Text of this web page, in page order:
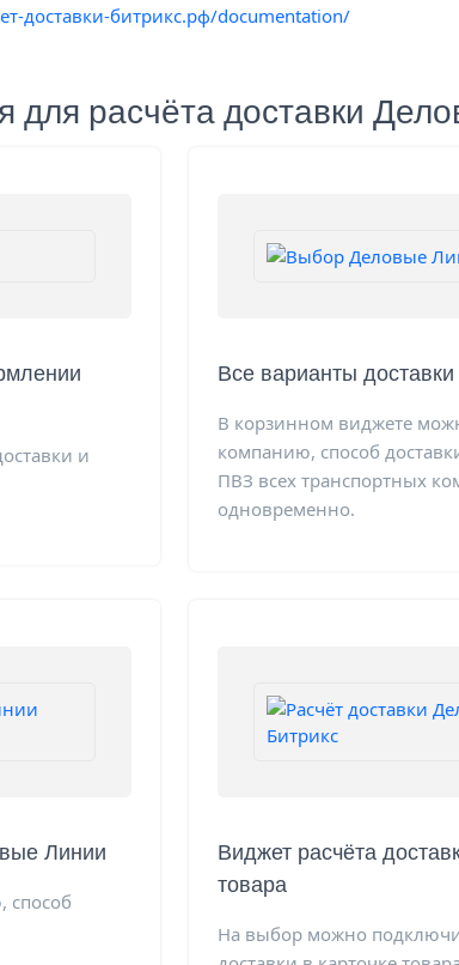
доставки-битрикс.рф/documentation/
расчёта доставки
и
Все варианты
В корзинном виджете
компанию, способ
ПВЗ всех транспортных
одновременно.
Линии
Виджет расчёта
товара
На выбор можно